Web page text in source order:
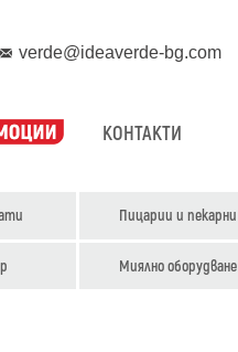
verde@ideaverde-bg.com
КОНТАКТИ
Пицарии и пекарни
Миялно оборудване